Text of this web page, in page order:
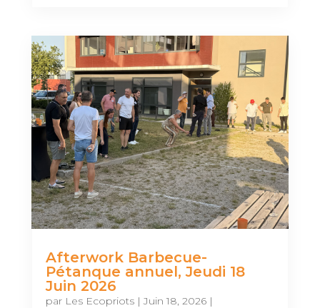
Afterwork Barbecue-
Pétanque annuel, Jeudi 18
Juin 2026
par Les Ecopriots|Juin 18, 2026|